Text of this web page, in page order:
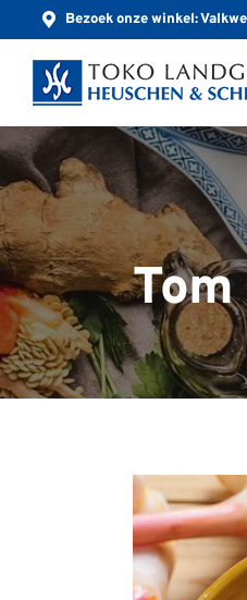
Bezoek onze winkel: